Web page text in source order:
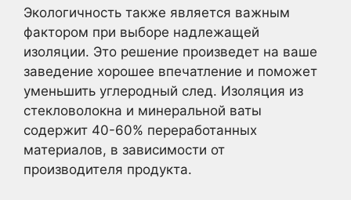
Экологичность также является важным
фактором при выборе надлежащей
изоляции. Это решение произведет на ваше
заведение хорошее впечатление и поможет
уменьшить углеродный след. Изоляция из
стекловолокна и минеральной ваты
содержит 40-60% переработанных
материалов, в зависимости от
производителя продукта.